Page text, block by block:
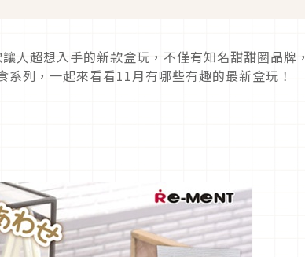
人超想入手的新款盒玩，不僅有知名甜甜圈品牌，
列，一起來看看11月有哪些有趣的最新盒玩！